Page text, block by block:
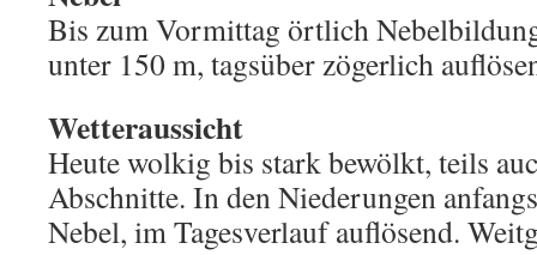
Bis zum Vormittag örtlich
unter 150 m, tagsüber zögerlich
Wetteraussicht
Heute wolkig bis stark bewölkt, teils
Abschnitte. In den Niederungen
Nebel, im Tagesverlauf auflösend.